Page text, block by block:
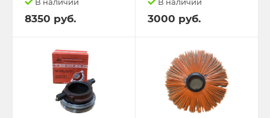
8350 руб. 3000 руб.